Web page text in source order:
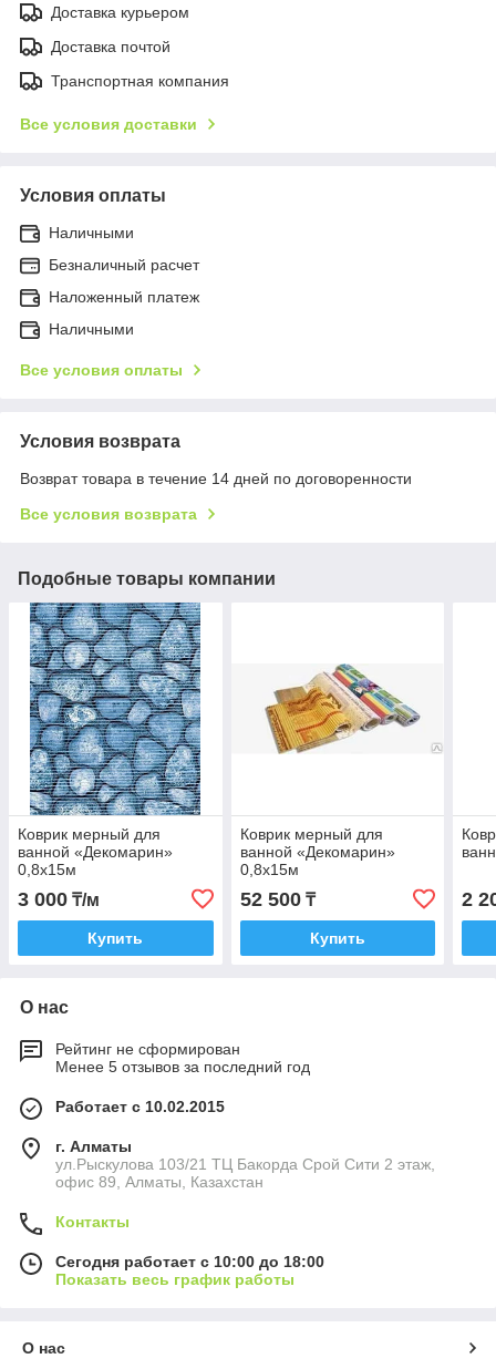
Доставка курьером
Доставка почтой
Транспортная компания
Все условия доставки
Условия оплаты
Наличными
Безналичный расчет
Наложенный платеж
Наличными
Все условия оплаты
Условия возврата
Возврат товара в течение 14 дней по договоренности
Все условия возврата
Подобные товары компании
Коврик мерный для
ванной «Декомарин»
0,8х15м
3 000 ₸/м
Купить
Коврик мерный для
ванной «Декомарин»
0,8х15м
52 500₸
Купить
2
О нас
Рейтинг не сформирован
Менее 5 отзывов за последний год
Работает с 10.02.2015
г. Алматы
ул.Рыскулова 103/21 ТЦ Бакорда Срой Сити 2 этаж,
офис 89, Алматы, Казахстан
Контакты
Сегодня работает с 10:00 до 18:00
Показать весь график работы
О нас